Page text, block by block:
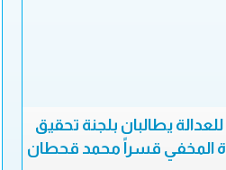
يطالبان بلجنة تحقيق
المخفي قسراً محمد قحطان